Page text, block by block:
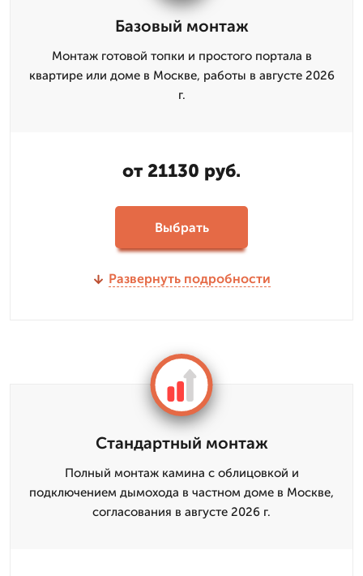
Базовый монтаж
Монтаж готовой топки и простого портала в
квартире или доме в Москве, работы в августе 2026
г.
от 21130 руб.
Выбрать
Развернуть подробности
Стандартный монтаж
Полный монтаж камина с облицовкой и
подключением дымохода в частном доме в Москве,
согласования в августе 2026 г.